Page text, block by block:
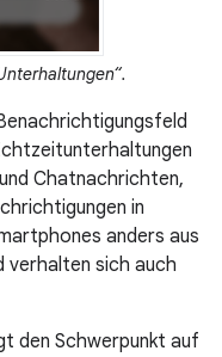
Chatnachrichten,
in
anders aus
verhalten sich auch
den Schwerpunkt auf